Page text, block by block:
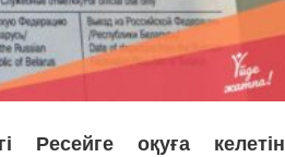
Ресейге оқуға келетін